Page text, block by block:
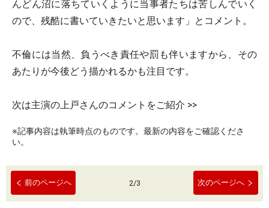
んどん沼に落ちていくように当事者たちは苦しんでいく
ので、残酷に書いていきたいと思います」とコメント。
不倫には当然、負うべき責任や罰も伴いますから、その
あたりが今後どう描かれるかも注目です。
次は主演の上戸さんのコメントをご紹介 >>
※記事内容は執筆時点のものです。最新の内容をご確認くださ
い。
前のページへ 2/3 次のページへ